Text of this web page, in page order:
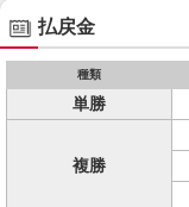
払戻金
種類
単勝
複勝